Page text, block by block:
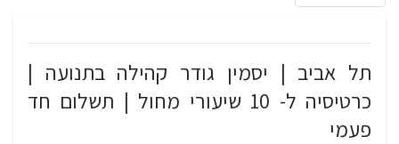
תל אביב | יסמין גודר קהילה בתנועה |
כרטיסיה ל- 10 שיעורי מחול | תשלום חד
פעמי